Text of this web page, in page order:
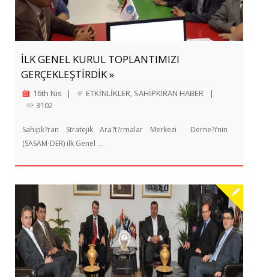
İLK GENEL KURUL TOPLANTIMIZI
GERÇEKLEŞTİRDİK »
16th Nis | ETKİNLİKLER, SAHİPKIRAN HABER
|
3102
Sahipk?ran Stratejik Ara?t?rmalar Merkezi Derne?i’nin
(SASAM-DER) ilk Genel …